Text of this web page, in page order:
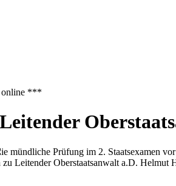
online ***
mündliche Prüfung im 2. Staatsexamen
Leitender Oberstaatsanwalt a.D. Helmut